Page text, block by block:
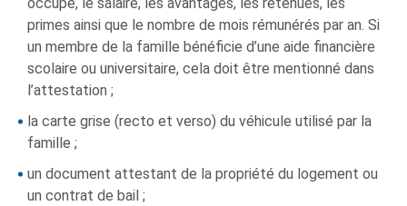
occupé, le salaire, les avantages, les retenues, les
primes ainsi que le nombre de mois rémunérés par an. Si
un membre de la famille bénéficie d’une aide financière
scolaire ou universitaire, cela doit être mentionné dans
l’attestation ;
la carte grise (recto et verso) du véhicule utilisé par la
famille ;
un document attestant de la propriété du logement ou
un contrat de bail ;